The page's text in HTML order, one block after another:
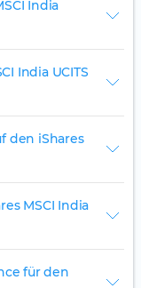
India
India UCITS
den iShares
MSCI India
für den